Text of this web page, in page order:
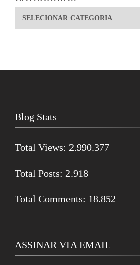
Blog Stats
Total Views: 2.990.377
Total Posts: 2.918
Total Comments: 18.852
ASSINAR VIA EMAIL